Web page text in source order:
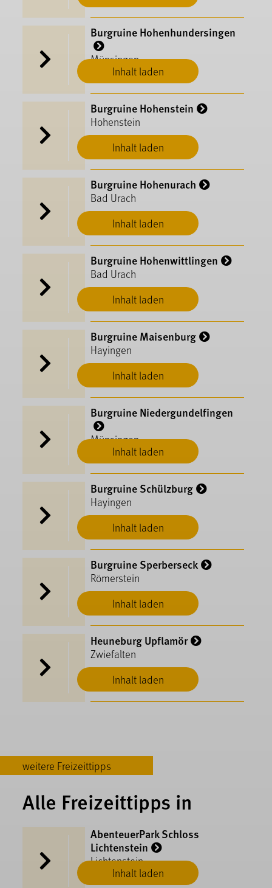
Inhalt laden
Burgruine Hohenhundersingen
Münsingen
Inhalt laden
Burgruine Hohenstein
Hohenstein
Inhalt laden
Burgruine Hohenurach
Bad Urach
Inhalt laden
Burgruine Hohenwittlingen
Bad Urach
Inhalt laden
Burgruine Maisenburg
Hayingen
Inhalt laden
Burgruine Niedergundelfingen
Münsingen
Inhalt laden
Burgruine Schülzburg
Hayingen
Inhalt laden
Burgruine Sperberseck
Römerstein
Inhalt laden
Heuneburg Upflamör
Zwiefalten
weitere Freizeittipps
Alle Freizeittipps in
Inhalt laden
AbenteuerPark Schloss
Lichtenstein
Lichtenstein